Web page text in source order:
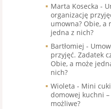
Marta Kosecka -
organizację
umowna? Obie, a
jedna z nich?
Bartłomiej -
przyjęć. Zadatek
Obie, a może
nich?
Wioleta - Mini
domowej kuchni
możliwe?